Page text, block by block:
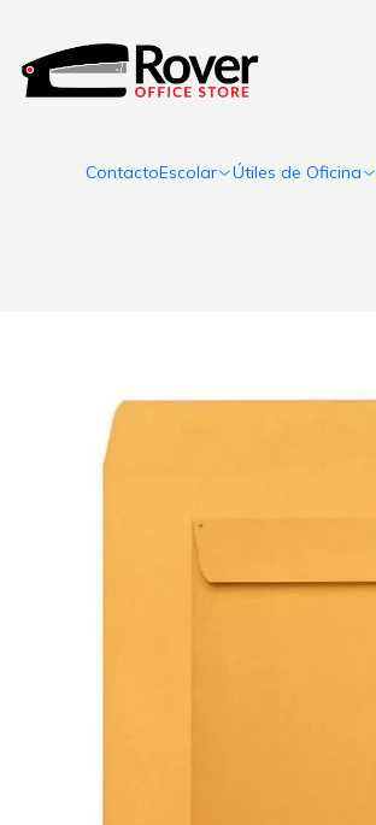
ContactoEscolar Útiles de Oficina